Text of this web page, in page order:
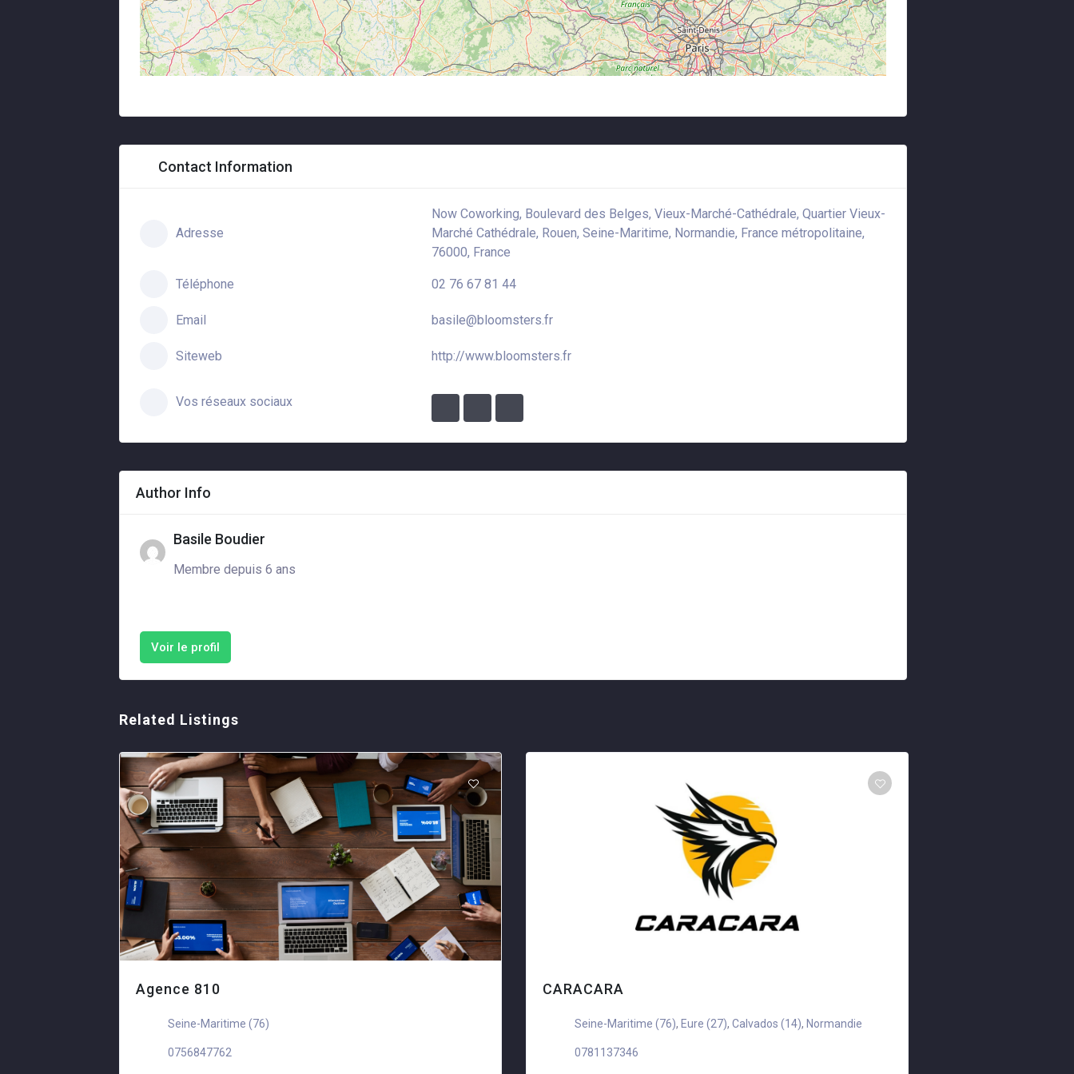
Contact Information
Adresse
Now Coworking, Boulevard des Belges, Vieux-Marché-Cathédrale, Quartier Vieux-
Marché Cathédrale, Rouen, Seine-Maritime, Normandie, France métropolitaine,
76000, France
Téléphone 02 76 67 81 44
Email basile@bloomsters.fr
Siteweb http://www.bloomsters.fr
Vos réseaux sociaux
Author Info
Basile Boudier
Membre depuis 6 ans
Voir le profil
Related Listings
Agence 810
Seine-Maritime (76)
0756847762
CARACARA
Seine-Maritime (76), Eure (27),Calvados (14), Normandie
0781137346